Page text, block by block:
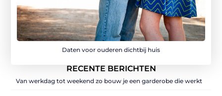
Daten voor ouderen dichtbij huis
RECENTE BERICHTEN
Van werkdag tot weekend zo bouw je een garderobe die werkt